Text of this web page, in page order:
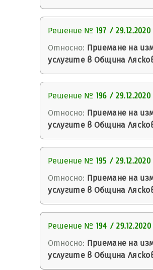
Решение № 197 / 29.12.2020
Относно: Приемане на
услугите в Община
Решение № 196 / 29.12.2020
Относно: Приемане на
услугите в Община
Решение № 195 / 29.12.2020
Относно: Приемане на
услугите в Община
Решение № 194 / 29.12.2020
Относно: Приемане на
услугите в Община